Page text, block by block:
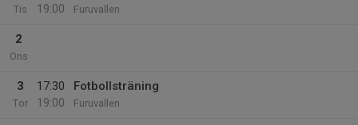
Tis
19:00
Furuvallen
2
Ons
3
Tor
17:30
19:00
Fotbollsträning
Furuvallen